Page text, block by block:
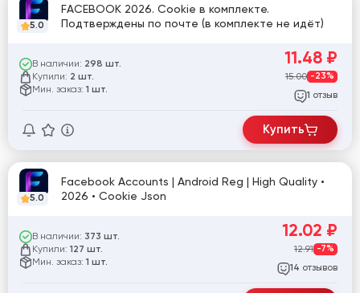
5.0
FACEBOOK 2026. Cookie в комплекте.
Подтверждены по почте (в комплекте не идёт)
В наличии: 298 шт.
Купили: 2 шт.
Мин. заказ: 1 шт.
11.48 ₽
15.00 -23%
1 отзыв
Купить
5.0
Facebook Accounts | Android Reg | High Quality •
2026 • Cookie Json
В наличии: 373 шт.
Купили: 127 шт.
Мин. заказ: 1 шт.
12.02 ₽
12.91 -7%
14 отзывов